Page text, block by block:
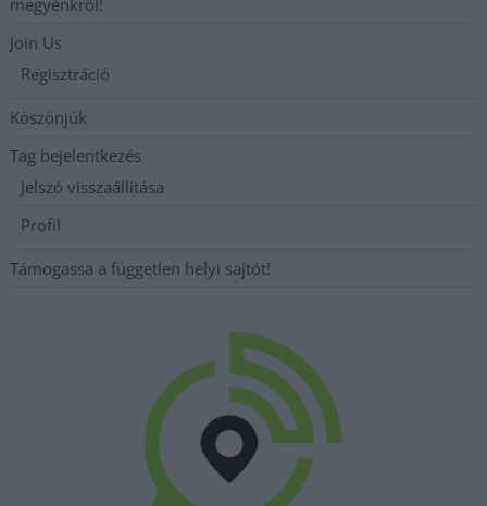
megyénkről!
Join Us
Regisztráció
Köszönjük
Tag bejelentkezés
Jelszó visszaállítása
Profil
Támogassa a független helyi sajtót!